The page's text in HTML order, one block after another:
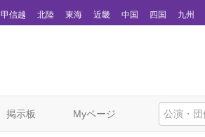
甲信越 北陸 東海 近畿 中国 四国 九州
掲示板 Myページ